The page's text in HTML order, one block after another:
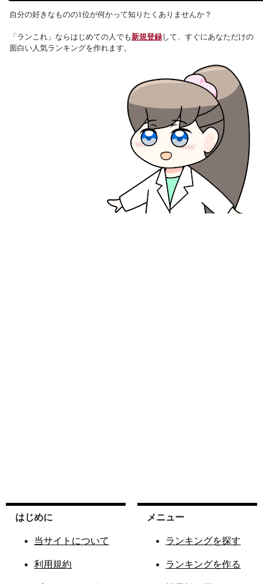
自分の好きなものの1位が何かって知りたくありませんか？
「ランこれ」ならはじめての人でも新規登録して、すぐにあなただけの
面白い人気ランキングを作れます。
はじめに
当サイトについて
利用規約
メニュー
ランキングを探す
ランキングを作る